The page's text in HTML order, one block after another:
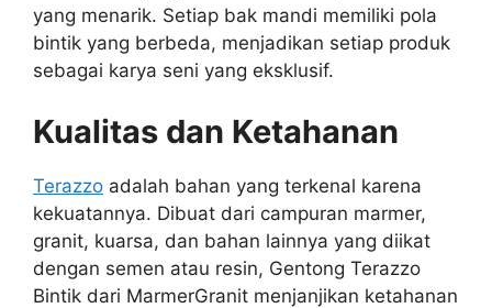
yang menarik. Setiap bak mandi memiliki pola
bintik yang berbeda, menjadikan setiap produk
sebagai karya seni yang eksklusif.
Kualitas dan Ketahanan
Terazzo adalah bahan yang terkenal karena
kekuatannya. Dibuat dari campuran marmer,
granit, kuarsa, dan bahan lainnya yang diikat
dengan semen atau resin, Gentong Terazzo
Bintik dari MarmerGranit menjanjikan ketahanan